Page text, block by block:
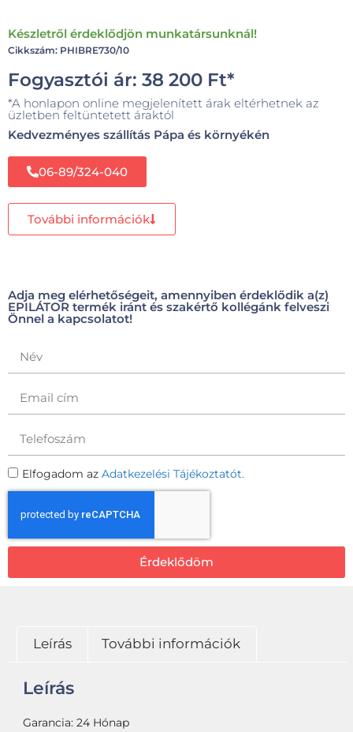
Készletről érdeklődjön munkatársunknál!
Cikkszám: PHIBRE730/10
Fogyasztói ár: 38 200 Ft*
*A honlapon online megjelenített árak eltérhetnek az
üzletben feltüntetett áraktól
Kedvezményes szállítás Pápa és környékén
06-89/324-040
További információk
Adja meg elérhetőségeit, amennyiben érdeklődik a(z)
EPILÁTOR termék iránt és szakértő kollégánk felveszi
Önnel a kapcsolatot!
Elfogadom az Adatkezelési Tájékoztatót.
Érdeklődöm
Leírás További információk
Leírás
Garancia: 24 Hónap